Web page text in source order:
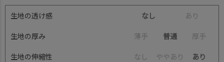
生地の透け感 なし あ り
生地の厚み 薄手 普通 厚手
生地の伸縮性 な し ややあ り あり